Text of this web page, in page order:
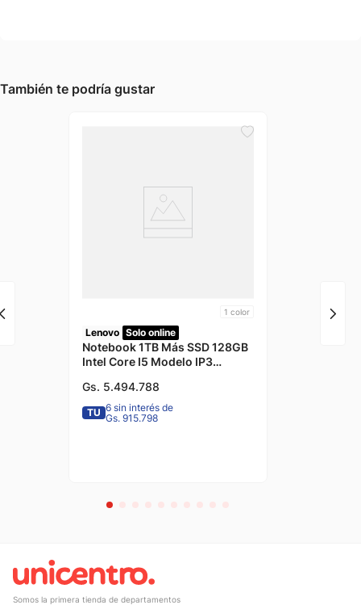
También te podría gustar
1 color
Lenovo Solo online
Notebook 1TB Más SSD 128GB
Intel Core I5 Modelo IP3
Lenovo
Gs. 5.494.788
TU 6 sin interés de
Gs. 915.798
Somos la primera tienda de departamentos